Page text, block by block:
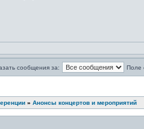
сообщения за: Поле
» Анонсы концертов и мероприятий